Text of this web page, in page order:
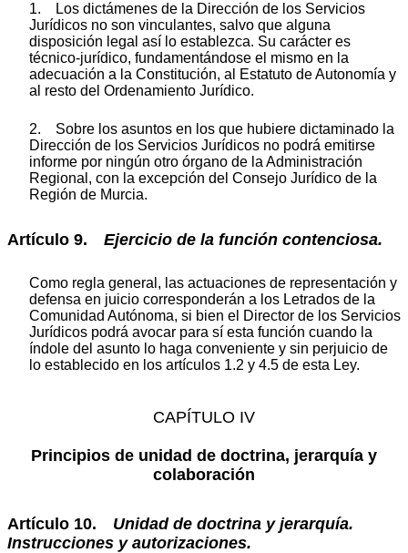
1. Los dictámenes de la Dirección de los Servicios
Jurídicos no son vinculantes, salvo que alguna
disposición legal así lo establezca. Su carácter es
técnico-jurídico, fundamentándose el mismo en la
adecuación a la Constitución, al Estatuto de Autonomía y
al resto del Ordenamiento Jurídico.
2. Sobre los asuntos en los que hubiere dictaminado la
Dirección de los Servicios Jurídicos no podrá emitirse
informe por ningún otro órgano de la Administración
Regional, con la excepción del Consejo Jurídico de la
Región de Murcia.
Artículo 9. Ejercicio de la función contenciosa.
Como regla general, las actuaciones de representación y
defensa en juicio corresponderán a los Letrados de la
Comunidad Autónoma, si bien el Director de los Servicios
Jurídicos podrá avocar para sí esta función cuando la
índole del asunto lo haga conveniente y sin perjuicio de
lo establecido en los artículos 1.2 y 4.5 de esta Ley.
CAPÍTULO IV
Principios de unidad de doctrina, jerarquía y
colaboración
Artículo 10. Unidad de doctrina y jerarquía.
Instrucciones y autorizaciones.